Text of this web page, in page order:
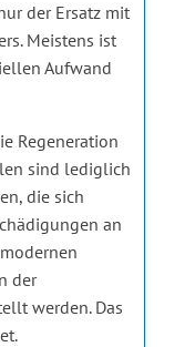
der Ersatz mit
Meistens ist
Aufwand
Regeneration
sind lediglich
die sich
an
der
werden. Das